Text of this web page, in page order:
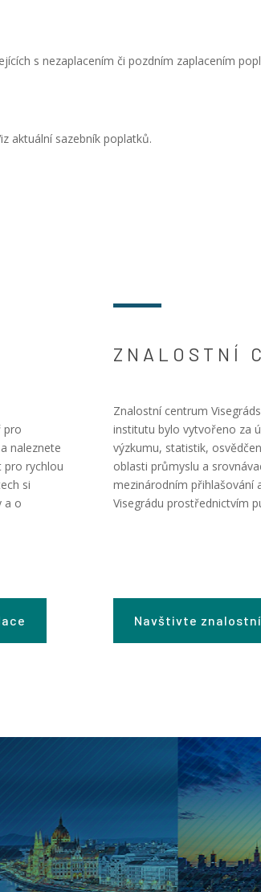
s nezaplacením či pozdním zaplacením
aktuální sazebník poplatků.
pro
naleznete
pro rychlou
si
a o
ZNALOSTNÍ
Znalostní centrum
institutu bylo vytvořeno za
výzkumu, statistik,
oblasti průmyslu a
mezinárodním přihlašování
Visegrádu prostřednictvím
Navštivte